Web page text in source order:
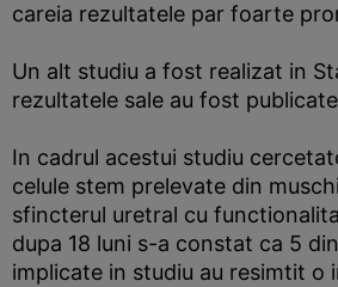
careia rezultatele par foarte
Un alt studiu a fost realizat in
rezultatele sale au fost
In cadrul acestui studiu
celule stem prelevate din
sfincterul uretral cu
dupa 18 luni s-a constat ca 5
implicate in studiu au resimtit o